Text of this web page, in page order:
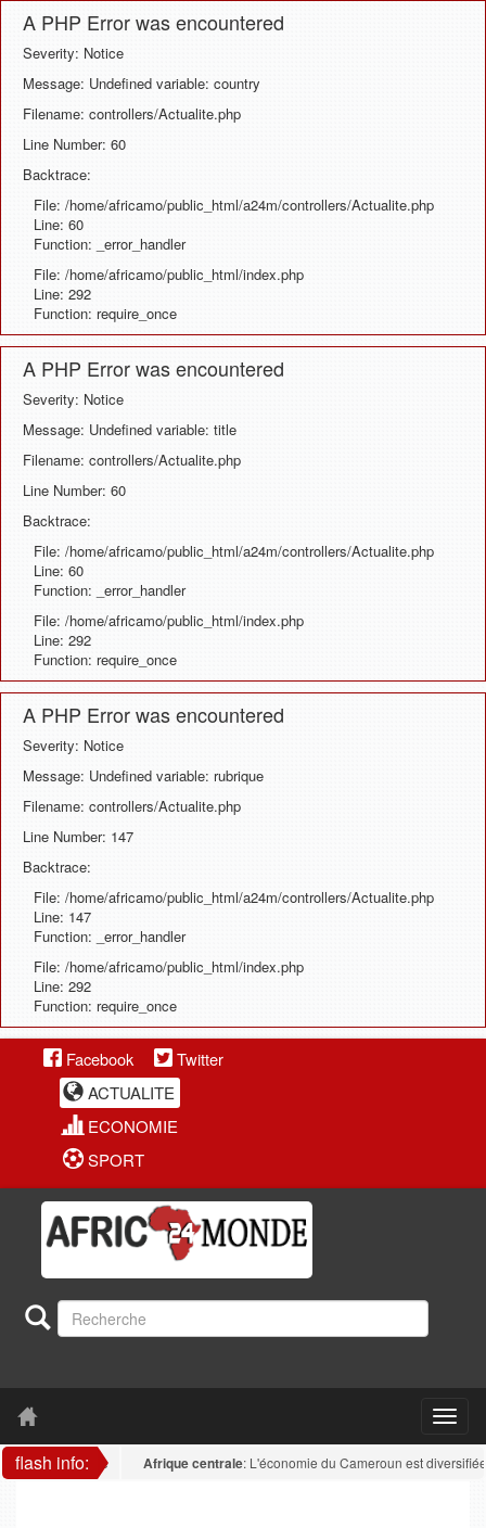
A PHP Error was encountered
Severity: Notice
Message: Undefined variable: country
Filename: controllers/Actualite.php
Line Number: 60
Backtrace:
File: /home/africamo/public_html/a24m/controllers/Actualite.php
Line: 60
Function: _error_handler
File: /home/africamo/public_html/index.php
Line: 292
Function: require_once
A PHP Error was encountered
Severity: Notice
Message: Undefined variable: title
Filename: controllers/Actualite.php
Line Number: 60
Backtrace:
File: /home/africamo/public_html/a24m/controllers/Actualite.php
Line: 60
Function: _error_handler
File: /home/africamo/public_html/index.php
Line: 292
Function: require_once
A PHP Error was encountered
Severity: Notice
Message: Undefined variable: rubrique
Filename: controllers/Actualite.php
Line Number: 147
Backtrace:
File: /home/africamo/public_html/a24m/controllers/Actualite.php
Line: 147
Function: _error_handler
File: /home/africamo/public_html/index.php
Line: 292
Function: require_once
Facebook
Twitter
ACTUALITE
ECONOMIE
SPORT
flash info: Afrique centrale: L'économie du Cameroun est diversifiée :